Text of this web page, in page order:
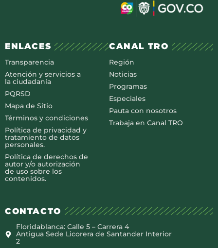
ENLACES
Transparencia
Atención y servicios a
la ciudadanía
PQRSD
Mapa de Sitio
Términos y condiciones
Política de privacidad y
tratamiento de datos
personales.
Política de derechos de
autor y/o autorización
de uso sobre los
contenidos.
CANAL TRO
Región
Noticias
Programas
Especiales
Pauta con nosotros
Trabaja en Canal TRO
CONTACTO
Floridablanca: Calle 5 – Carrera 4
Antigua Sede Licorera de Santander Interior
2